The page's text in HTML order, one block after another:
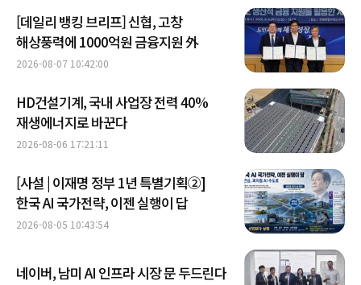
[데일리 뱅킹 브리프] 신협, 고창
해상풍력에 1000억원 금융지원 外
2026-08-07 10:42:00
HD건설기계, 국내 사업장 전력 40%
재생에너지로 바꾼다
2026-08-06 17:21:11
[사설 | 이재명 정부 1년 특별기획②]
한국 AI 국가전략, 이젠 실행이 답
2026-08-05 10:43:54
네이버, 남미 AI 인프라 시장 문 두드린다